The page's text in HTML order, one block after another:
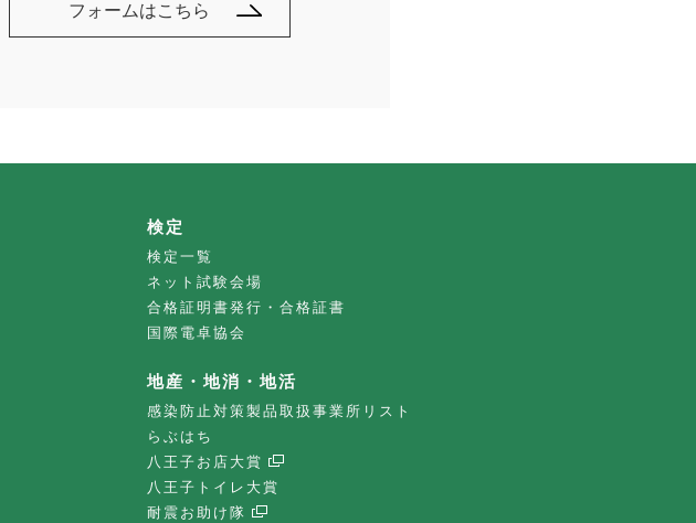
フォームはこちら
検定
検定一覧
ネット試験会場
合格証明書発行・合格証書
国際電卓協会
地産・地消・地活
感染防止対策製品取扱事業所リスト
らぶはち
八王子お店大賞
八王子トイレ大賞
耐震お助け隊